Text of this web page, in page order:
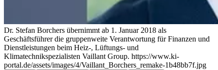
Dr. Stefan Borchers übernimmt ab 1. Januar 2018 als
Geschäftsführer die gruppenweite Verantwortung für Finanzen und
Dienstleistungen beim Heiz-, Lüftungs- und
Klimatechnikspezialisten Vaillant Group. https://www.ki-
portal.de/assets/images/4/Vaillant_Borchers_remake-1b48bb7f.jpg